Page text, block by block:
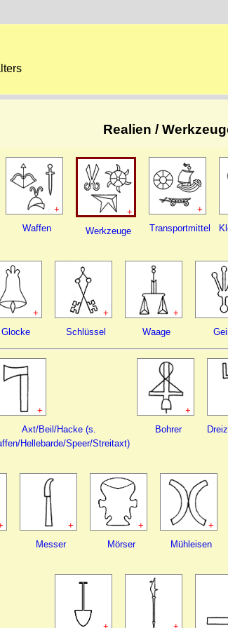
Realien /
+
Waffen
+
Werkzeuge
+
Transportmittel
+
Glocke
+
Schlüssel
+
Waage
+
Axt/Beil/Hacke (s.
Hellebarde/Speer/Streitaxt)
+
Bohrer
+
Messer
+
Mörser
+
Mühleisen